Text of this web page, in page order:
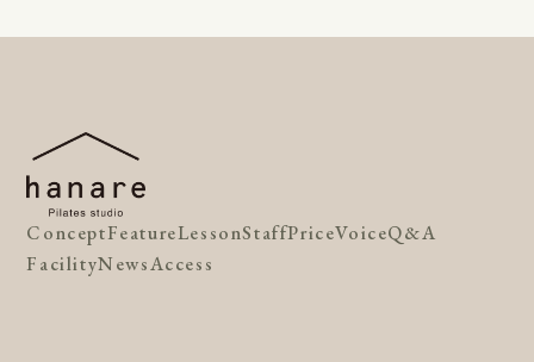
ConceptFeatureLessonStaffPriceVoiceQ&A
FacilityNewsAccess